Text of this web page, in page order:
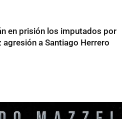
en prisión los imputados por
agresión a Santiago Herrero